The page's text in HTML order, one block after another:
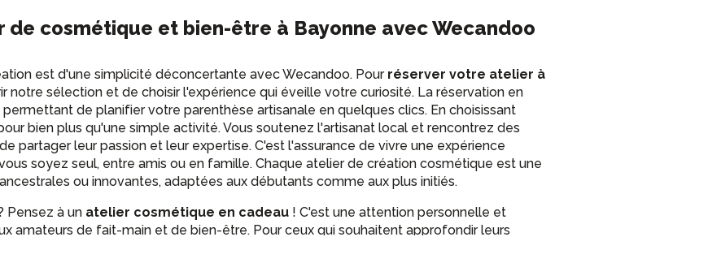
de cosmétique et bien-être à Bayonne avec Wecandoo
est d'une simplicité déconcertante avec Wecandoo. Pour réserver votre atelier à
notre sélection et de choisir l'expérience qui éveille votre curiosité. La réservation en
de planifier votre parenthèse artisanale en quelques clics. En choisissant
bien plus qu'une simple activité. Vous soutenez l'artisanat local et rencontrez des
partager leur passion et leur expertise. C'est l'assurance de vivre une expérience
soyez seul, entre amis ou en famille. Chaque atelier de création cosmétique est une
ou innovantes, adaptées aux débutants comme aux plus initiés.
Pensez à un atelier cosmétique en cadeau ! C'est une attention personnelle et
amateurs de fait-main et de bien-être. Pour ceux qui souhaitent approfondir leurs